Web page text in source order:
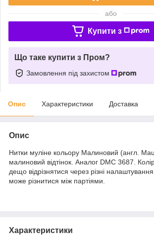
або
Купити з
Що таке купити з Пром?
Замовлення під захистом
Опис Характеристики Доставка
Опис
Нитки муліне кольору Малиновий (англ.
малиновий відтінок. Аналог DMC 3687.
дещо відрізнятися через різні
може різнитися між партіями.
Характеристики